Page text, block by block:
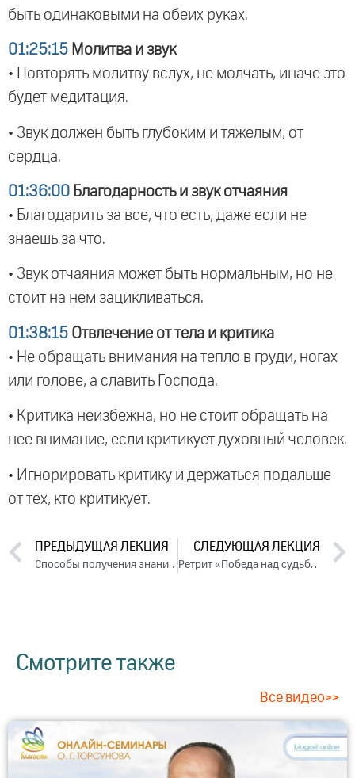
быть одинаковыми на обеих руках.
01:25:15 Молитва и звук
• Повторять молитву вслух, не молчать, иначе это
будет медитация.
• Звук должен быть глубоким и тяжелым, от
сердца.
01:36:00 Благодарность и звук отчаяния
• Благодарить за все, что есть, даже если не
знаешь за что.
• Звук отчаяния может быть нормальным, но не
стоит на нем зацикливаться.
01:38:15 Отвлечение от тела и критика
• Не обращать внимания на тепло в груди, ногах
или голове, а славить Господа.
• Критика неизбежна, но не стоит обращать на
нее внимание, если критикует духовный человек.
• Игнорировать критику и держаться подальше
от тех, кто критикует.
ПРЕДЫДУЩАЯ ЛЕКЦИЯ
Способы получения знаний. Ответы на вопросы, 2024
СЛЕДУЮЩАЯ ЛЕКЦИЯ
Ретрит «Победа над судьбой» Часть 2 (2024)
Смотрите также
Все видео>>